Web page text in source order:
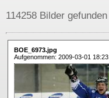
114258 Bilder
BOE_6973.jpg
Aufgenommen: 2009-03-01